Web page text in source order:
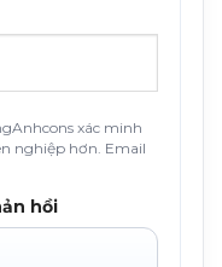
xác minh
nghiệp hơn. Email
hồi